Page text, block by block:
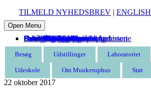
TILMELD NYHEDSBREV | ENGLISH
Open Menu
BesøgEntré
Åbningstider
Find vej
Butik
Omvisning
Udstillinger
Aktuelle
Kommende
Tidligere
Laboratoriet
Arrangementer
Kommende
Tidligere
Udeskole
Om Munkeruphus
Munkeruphus i dag
Husets arkitektur og historie
Gunnar Aagaard Andersen
Have og strand
Leje af Munkeruphus
Organisation
Stillinger
Persondatapolitik
Støt Støt Munkeruphus
Bliv kunstven
Bliv frivillig
Bliv sponsor
Tak til
Café
Besøg Udstillinger Laboratoriet
Udeskole Om Munkeruphus Støt
22 oktober 2017